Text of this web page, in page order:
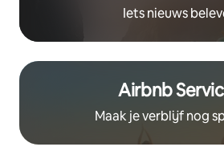
Iets nieuws
Airbnb
Maak je verblijf nog